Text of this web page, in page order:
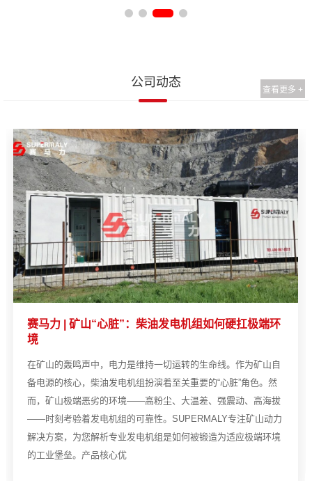
公司动态
查看更多 +
赛马力 | 矿山“心脏”：柴油发电机组如何硬扛极端环
境
在矿山的轰鸣声中，电力是维持一切运转的生命线。作为矿山自
备电源的核心，柴油发电机组扮演着至关重要的“心脏”角色。然
而，矿山极端恶劣的环境——高粉尘、大温差、强震动、高海拔
——时刻考验着发电机组的可靠性。SUPERMALY专注矿山动力
解决方案，为您解析专业发电机组是如何被锻造为适应极端环境
的工业堡垒。产品核心优